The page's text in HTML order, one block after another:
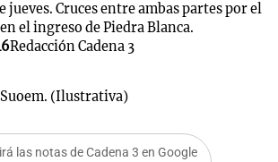
Cruces entre ambas partes por el
el ingreso de Piedra Blanca.
Redacción Cadena 3
(Ilustrativa)
las notas de Cadena 3 en Google